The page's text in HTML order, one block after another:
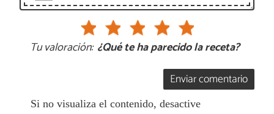
Tu valoración: ¿Qué te ha parecido la receta?
Enviar comentario
Si no visualiza el contenido, desactive